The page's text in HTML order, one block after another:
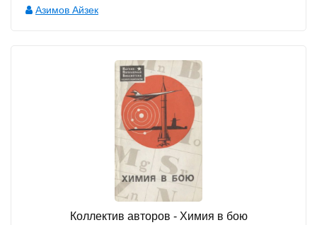
Азимов Айзек
Коллектив авторов - Химия в бою